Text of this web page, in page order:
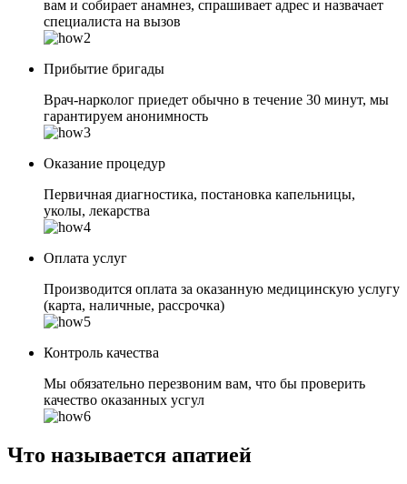
вам и собирает анамнез, спрашивает адрес и назвачает
специалиста на вызов
Прибытие бригады
Врач-нарколог приедет обычно в течение 30 минут, мы
гарантируем анонимность
Оказание процедур
Первичная диагностика, постановка капельницы,
уколы, лекарства
Оплата услуг
Производится оплата за оказанную медицинскую услугу
(карта, наличные, рассрочка)
Контроль качества
Мы обязательно перезвоним вам, что бы проверить
качество оказанных усгул
Что называется апатией